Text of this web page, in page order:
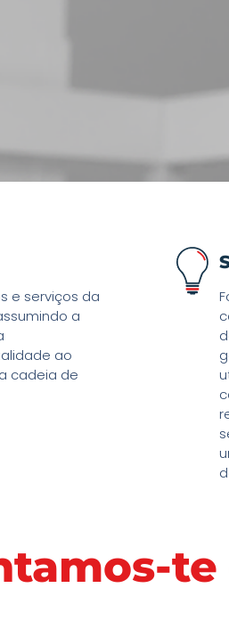
De Gás
A Nossa Nova
E Android.
e serviços da
a
ao
cadeia de